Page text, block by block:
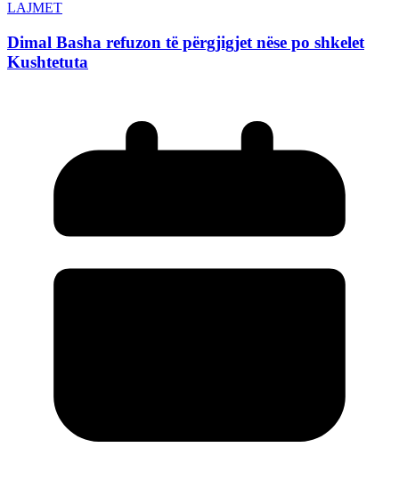
LAJMET
Dimal Basha refuzon të përgjigjet nëse po shkelet
Kushtetuta